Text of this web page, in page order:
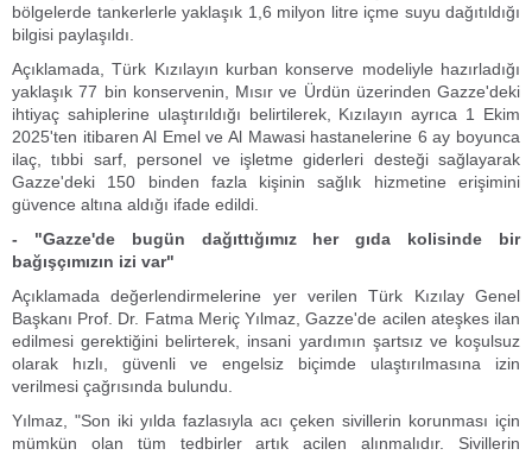
bölgelerde tankerlerle yaklaşık 1,6 milyon litre içme suyu dağıtıldığı
bilgisi paylaşıldı.
Açıklamada, Türk Kızılayın kurban konserve modeliyle hazırladığı
yaklaşık 77 bin konservenin, Mısır ve Ürdün üzerinden Gazze'deki
ihtiyaç sahiplerine ulaştırıldığı belirtilerek, Kızılayın ayrıca 1 Ekim
2025'ten itibaren Al Emel ve Al Mawasi hastanelerine 6 ay boyunca
ilaç, tıbbi sarf, personel ve işletme giderleri desteği sağlayarak
Gazze'deki 150 binden fazla kişinin sağlık hizmetine erişimini
güvence altına aldığı ifade edildi.
- "Gazze'de bugün dağıttığımız her gıda kolisinde bir
bağışçımızın izi var"
Açıklamada değerlendirmelerine yer verilen Türk Kızılay Genel
Başkanı Prof. Dr. Fatma Meriç Yılmaz, Gazze'de acilen ateşkes ilan
edilmesi gerektiğini belirterek, insani yardımın şartsız ve koşulsuz
olarak hızlı, güvenli ve engelsiz biçimde ulaştırılmasına izin
verilmesi çağrısında bulundu.
Yılmaz, "Son iki yılda fazlasıyla acı çeken sivillerin korunması için
mümkün olan tüm tedbirler artık acilen alınmalıdır. Sivillerin